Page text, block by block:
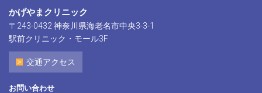
かげやまクリニック
〒243-0432 神奈川県海老名市中央3-3-1
駅前クリニック・モール3F
交通アクセス
お問い合わせ